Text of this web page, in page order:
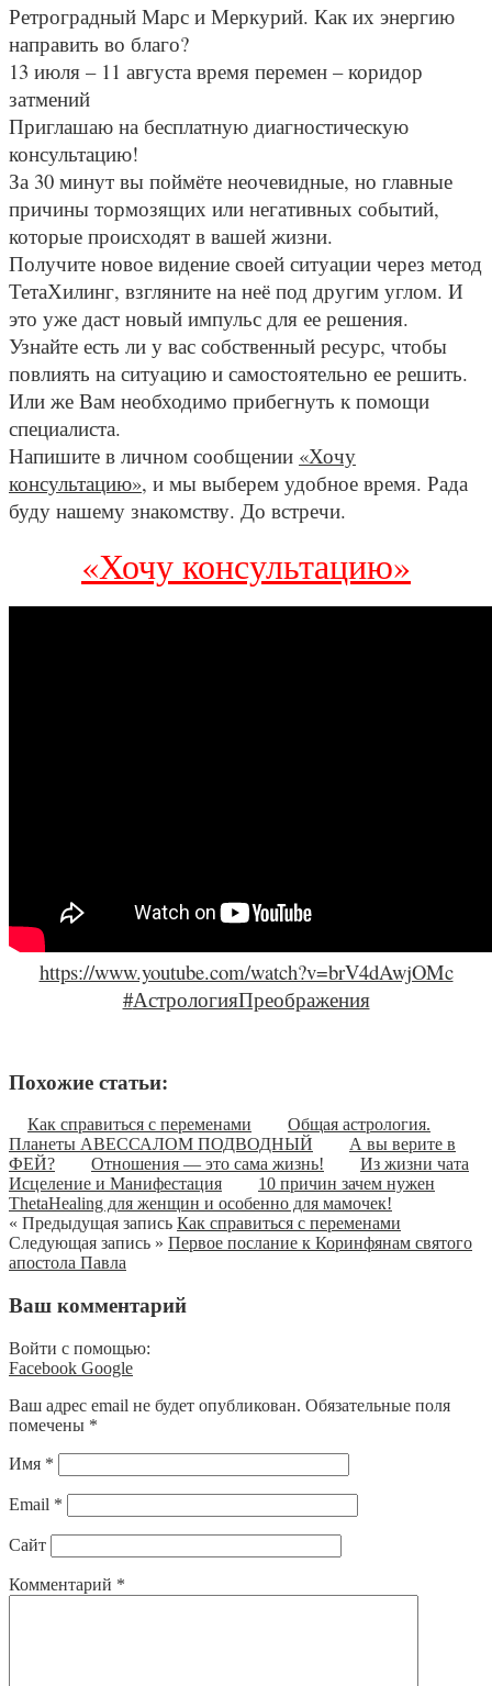
Ретроградный Марс и Меркурий. Как их энергию
направить во благо?
13 июля – 11 августа время перемен – коридор
затмений
Приглашаю на бесплатную диагностическую
консультацию!
За 30 минут вы поймёте неочевидные, но главные
причины тормозящих или негативных событий,
которые происходят в вашей жизни.
Получите новое видение своей ситуации через метод
ТетаХилинг, взгляните на неё под другим углом. И
это уже даст новый импульс для ее решения.
Узнайте есть ли у вас собственный ресурс, чтобы
повлиять на ситуацию и самостоятельно ее решить.
Или же Вам необходимо прибегнуть к помощи
специалиста.
Напишите в личном сообщении «Хочу
консультацию», и мы выберем удобное время. Рада
буду нашему знакомству. До встречи.
«Хочу консультацию»
https://www.youtube.com/watch?v=brV4dAwjOMc
#АстрологияПреображения
Похожие статьи:
Как справиться с переменами
Общая астрология.
Планеты АВЕССАЛОМ ПОДВОДНЫЙ
А вы верите в
ФЕЙ?
Отношения — это сама жизнь!
Из жизни чата
Исцеление и Манифестация
10 причин зачем нужен
ThetaHealing для женщин и особенно для мамочек!
« Предыдущая запись Как справиться с переменами
Следующая запись » Первое послание к Коринфянам святого
апостола Павла
Ваш комментарий
Войти с помощью:
Facebook Google
Ваш адрес email не будет опубликован. Обязательные поля
помечены *
Имя *
Email *
Сайт
Комментарий *